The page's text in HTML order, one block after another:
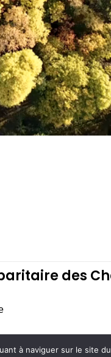
des
à naviguer sur le site